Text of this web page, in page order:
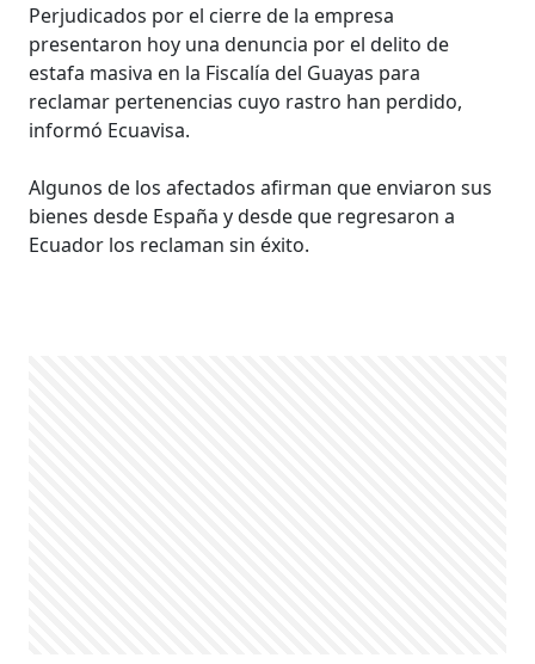
Perjudicados por el cierre de la empresa
presentaron hoy una denuncia por el delito de
estafa masiva en la Fiscalía del Guayas para
reclamar pertenencias cuyo rastro han perdido,
informó Ecuavisa.
Algunos de los afectados afirman que enviaron sus
bienes desde España y desde que regresaron a
Ecuador los reclaman sin éxito.